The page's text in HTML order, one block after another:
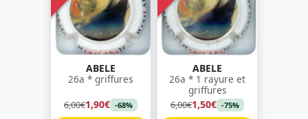
ABELE
26a * griffures
6,00€1,90€ -68%
ABELE
26a * 1 rayure et
griffures
6,00€1,50€ -75%